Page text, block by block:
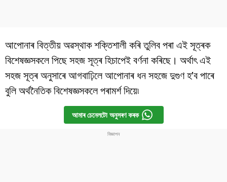
আপোনাৰ বিত্তীয় অৱস্থাক শক্তিশালী কৰি তুলিব পৰা এই সূত্ৰক
বিশেষজ্ঞসকলে পিছে সহজ সূত্ৰ হিচাপেই বৰ্ণনা কৰিছে। অৰ্থাৎ এই
সহজ সূত্ৰ অনুসাৰে আগবাঢ়িলে আপোনাৰ ধন সহজে দুগুণ হ’ব পাৰে
বুলি অর্থনৈতিক বিশেষজ্ঞসকলে পৰামৰ্শ দিয়ে৷
আমাৰ চেনেলটো অনুসৰণ কৰক